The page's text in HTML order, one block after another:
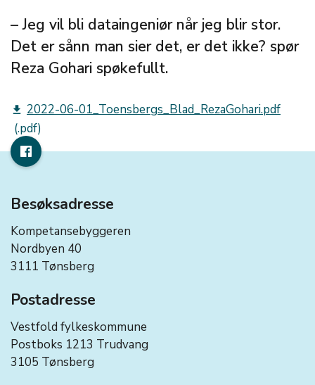
– Jeg vil bli dataingeniør når jeg blir stor.
Det er sånn man sier det, er det ikke? spør
Reza Gohari spøkefullt.
get_app 2022-06-01_Toensbergs_Blad_RezaGohari.pdf
Besøksadresse
Kompetansebyggeren
Nordbyen 40
3111 Tønsberg
Postadresse
Vestfold fylkeskommune
Postboks 1213 Trudvang
3105 Tønsberg